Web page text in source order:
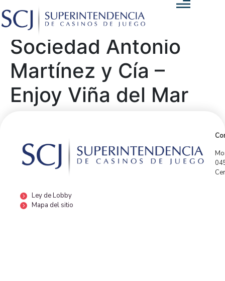
Sociedad Antonio
Martínez y Cía –
Enjoy Viña del Mar
Ley de Lobby
Mapa del sitio